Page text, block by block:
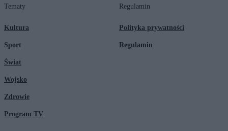
Tematy
Kultura
Sport
Świat
Wojsko
Zdrowie
Program TV
Regulamin
Polityka prywatności
Regulamin